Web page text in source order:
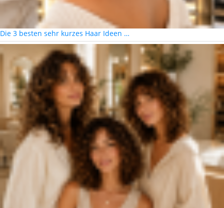
Die 3 besten sehr kurzes Haar Ideen …